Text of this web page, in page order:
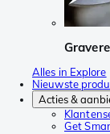
Alles in Explore
Nieuwste
Acties &
Get